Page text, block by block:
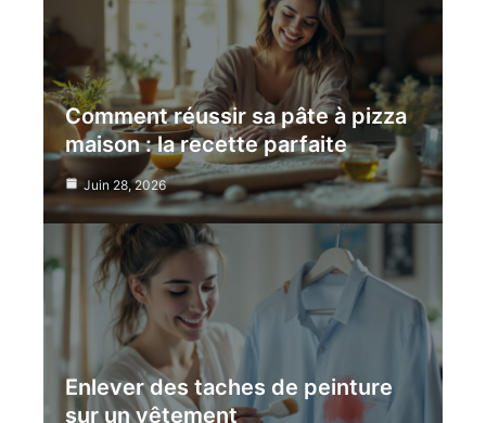
Comment réussir sa pâte à pizza
maison : la recette parfaite
Juin 28, 2026
Enlever des taches de peinture
sur un vêtement